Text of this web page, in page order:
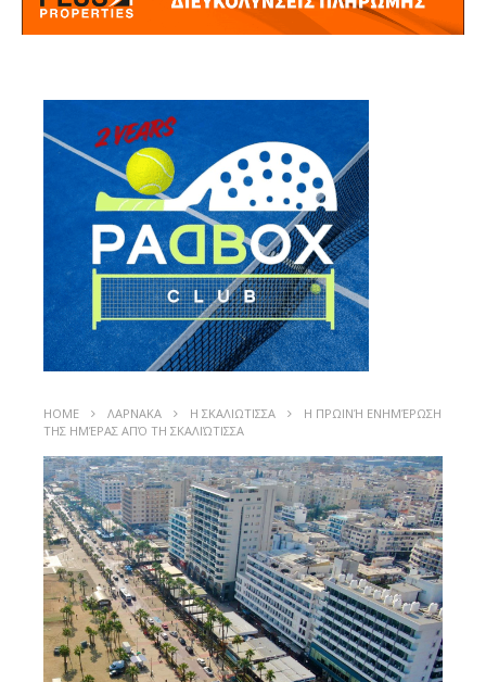
HOME ΛΑΡΝΑΚΑ Η ΣΚΑΛΙΩΤΙΣΣΑ
Η ΠΡΩΙΝΉ ΕΝΗΜΈΡΩΣΗ
ΤΗΣ ΗΜΈΡΑΣ ΑΠΌ ΤΗ ΣΚΑΛΙΏΤΙΣΣΑ